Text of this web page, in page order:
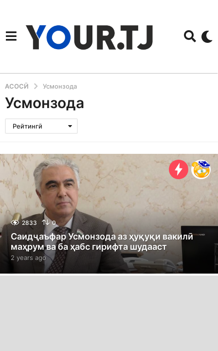
АСОСӢ Усмонзода
Усмонзода
Рейтингӣ
2833 0
Саидҷаъфар Усмонзода аз ҳуқуқи вакилӣ
маҳрум ва ба ҳабс гирифта шудааст
2 years ago2
y
e